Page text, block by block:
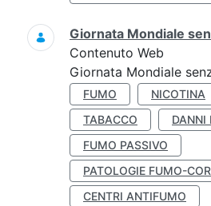
Giornata Mondiale
Contenuto Web
Giornata Mondiale
FUMO NICOTINA
TABACCO
DANNI
FUMO PASSIVO
PATOLOGIE FUMO-
CENTRI ANTIFUMO